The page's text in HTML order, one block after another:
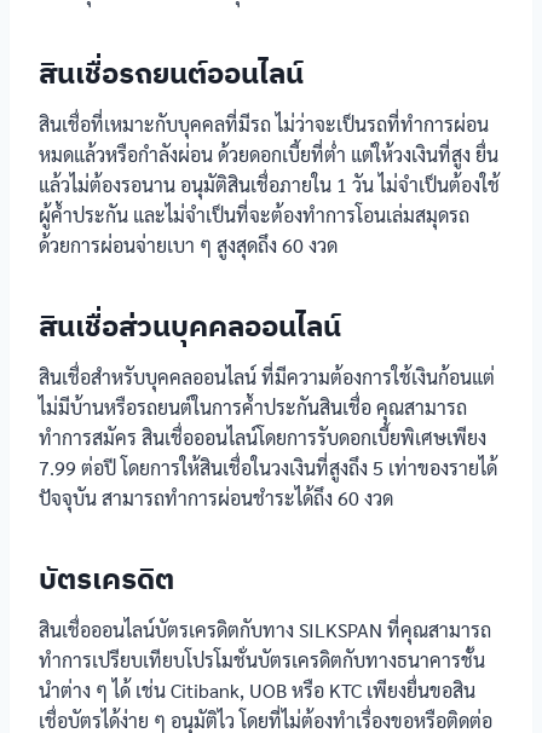
สินเชื่อรถยนต์ออนไลน์
สินเชื่อที่เหมาะกับบุคคลที่มีรถ ไม่ว่าจะเป็นรถที่ทำการผ่อน
หมดแล้วหรือกำลังผ่อน ด้วยดอกเบี้ยที่ต่ำ แต่ให้วงเงินที่สูง ยื่น
แล้วไม่ต้องรอนาน อนุมัติสินเชื่อภายใน 1 วัน ไม่จำเป็นต้องใช้
ผู้ค้ำประกัน และไม่จำเป็นที่จะต้องทำการโอนเล่มสมุดรถ
ด้วยการผ่อนจ่ายเบา ๆ สูงสุดถึง 60 งวด
สินเชื่อส่วนบุคคลออนไลน์
สินเชื่อสำหรับบุคคลออนไลน์ ที่มีความต้องการใช้เงินก้อนแต่
ไม่มีบ้านหรือรถยนต์ในการค้ำประกันสินเชื่อ คุณสามารถ
ทำการสมัคร สินเชื่อออนไลน์โดยการรับดอกเบี้ยพิเศษเพียง
7.99 ต่อปี โดยการให้สินเชื่อในวงเงินที่สูงถึง 5 เท่าของรายได้
ปัจจุบัน สามารถทำการผ่อนชำระได้ถึง 60 งวด
บัตรเครดิต
สินเชื่อออนไลน์บัตรเครดิตกับทาง SILKSPAN ที่คุณสามารถ
ทำการเปรียบเทียบโปรโมชั่นบัตรเครดิตกับทางธนาคารชั้น
นำต่าง ๆ ได้ เช่น Citibank, UOB หรือ KTC เพียงยื่นขอสิน
เชื่อบัตรได้ง่าย ๆ อนุมัติไว โดยที่ไม่ต้องทำเรื่องขอหรือติดต่อ